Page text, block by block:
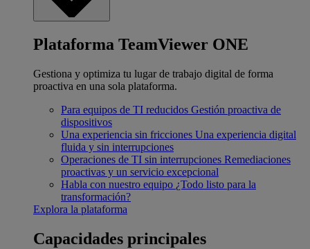
Plataforma TeamViewer ONE
Gestiona y optimiza tu lugar de trabajo digital de forma
proactiva en una sola plataforma.
Para equipos de TI reducidos Gestión proactiva de
dispositivos
Una experiencia sin fricciones Una experiencia digital
fluida y sin interrupciones
Operaciones de TI sin interrupciones Remediaciones
proactivas y un servicio excepcional
Habla con nuestro equipo ¿Todo listo para la
transformación?
Explora la plataforma
Capacidades principales